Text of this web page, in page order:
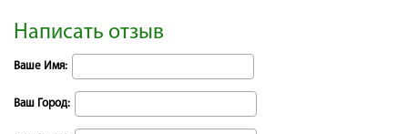
Написать отзыв
Ваше Имя:
Ваш Город: